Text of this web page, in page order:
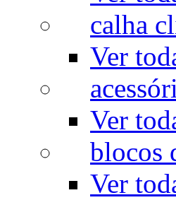
calha
Ver
Ver
blocos
Ver